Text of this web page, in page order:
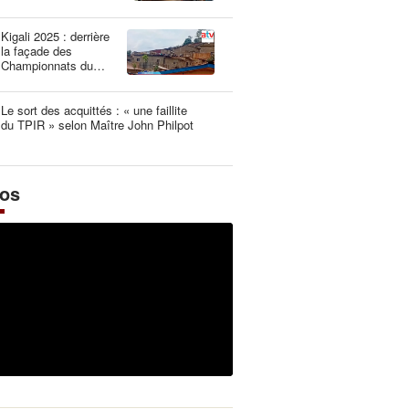
illusion
Kigali 2025 : derrière
la façade des
Championnats du
propres de l’histoire
Le sort des acquittés : « une faillite
du TPIR » selon Maître John Philpot